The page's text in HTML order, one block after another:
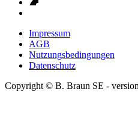
Impressum
AGB
Nutzungsbedingungen
Datenschutz
Copyright © B. Braun SE - version